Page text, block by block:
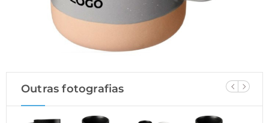
Outras fotografias